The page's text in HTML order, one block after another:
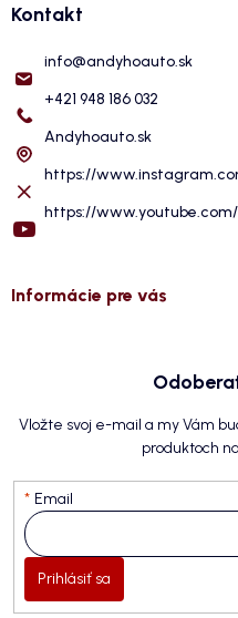
Kontakt
info@andyhoauto.sk
+421 948 186 032
Andyhoauto.sk
https://
https://www.youtube.com/
Informácie pre vás
Vložte svoj e-mail a my Vám
produktoch
Email
Prihlásiť sa